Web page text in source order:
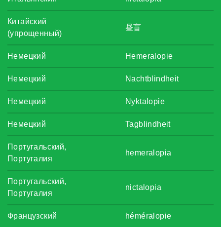
Китайский
(упрощенный)
昼盲
Немецкий Hemeralopie
Немецкий Nachtblindheit
Немецкий Nyktalopie
Немецкий Tagblindheit
Португальский,
Португалия
hemeralopia
Португальский,
Португалия
nictalopia
Французский héméralopie